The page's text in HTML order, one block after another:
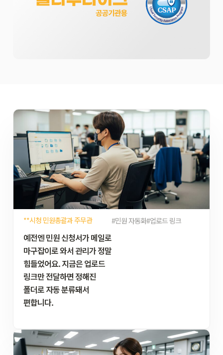
**시청 민원총괄과 주무관
예전엔 민원 신청서가 메일로
마구잡이로 와서 관리가 정말
힘들었어요. 지금은 업로드
링크만 전달하면 정해진
폴더로 자동 분류돼서
편합니다.
#민원 자동화#업로드 링크